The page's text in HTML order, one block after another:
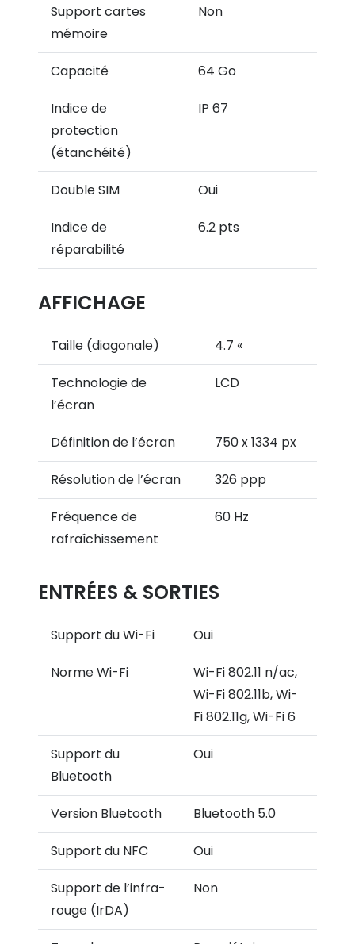
Support cartes
mémoire
Non
Capacité 64 Go
Indice de
protection
(étanchéité)
IP 67
Double SIM Oui
Indice de
réparabilité
6.2 pts
AFFICHAGE
Taille (diagonale) 4.7 «
Technologie de
l’écran
LCD
Définition de l’écran 750 x 1334 px
Résolution de l’écran 326 ppp
Fréquence de
rafraîchissement
60 Hz
ENTRÉES & SORTIES
Support du Wi-Fi Oui
Norme Wi-Fi
Wi-Fi 802.11 n/ac,
Wi-Fi 802.11b, Wi-
Fi 802.11g, Wi-Fi 6
Support du
Bluetooth
Oui
Version Bluetooth Bluetooth 5.0
Support du NFC Oui
Support de l’infra-
rouge (IrDA)
Non